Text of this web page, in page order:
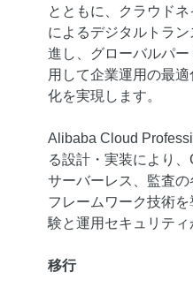
とともに、クラウド
によるデジタルトラ
進し、グローバルパ
用して企業運用の最
化を実現します。
Alibaba Cloud
る設計・実装により、
サーバーレス、監査
フレームワーク技術
験と運用セキュリティ
移行